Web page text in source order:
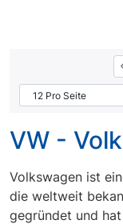
VW -
Volkswagen ist
die weltweit
gegründet und